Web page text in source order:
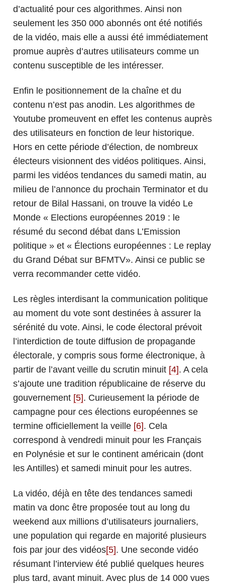
d’actualité pour ces algorithmes. Ainsi non
seulement les 350 000 abonnés ont été notifiés
de la vidéo, mais elle a aussi été immédiatement
promue auprès d’autres utilisateurs comme un
contenu susceptible de les intéresser.
Enfin le positionnement de la chaîne et du
contenu n’est pas anodin. Les algorithmes de
Youtube promeuvent en effet les contenus auprès
des utilisateurs en fonction de leur historique.
Hors en cette période d’élection, de nombreux
électeurs visionnent des vidéos politiques. Ainsi,
parmi les vidéos tendances du samedi matin, au
milieu de l’annonce du prochain Terminator et du
retour de Bilal Hassani, on trouve la vidéo Le
Monde « Elections européennes 2019 : le
résumé du second débat dans L’Emission
politique » et « Élections européennes : Le replay
du Grand Débat sur BFMTV». Ainsi ce public se
verra recommander cette vidéo.
Les règles interdisant la communication politique
au moment du vote sont destinées à assurer la
sérénité du vote. Ainsi, le code électoral prévoit
l’interdiction de toute diffusion de propagande
électorale, y compris sous forme électronique, à
partir de l’avant veille du scrutin minuit [4]. A cela
s’ajoute une tradition républicaine de réserve du
gouvernement [5]. Curieusement la période de
campagne pour ces élections européennes se
termine officiellement la veille [6]. Cela
correspond à vendredi minuit pour les Français
en Polynésie et sur le continent américain (dont
les Antilles) et samedi minuit pour les autres.
La vidéo, déjà en tête des tendances samedi
matin va donc être proposée tout au long du
weekend aux millions d’utilisateurs journaliers,
une population qui regarde en majorité plusieurs
fois par jour des vidéos[5]. Une seconde vidéo
résumant l’interview été publié quelques heures
plus tard, avant minuit. Avec plus de 14 000 vues